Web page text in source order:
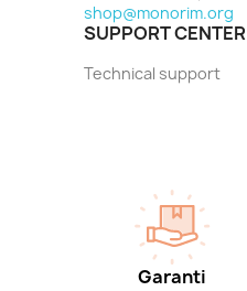
shop@monorim.org
SUPPORT CENTER
Technical support
Garanti